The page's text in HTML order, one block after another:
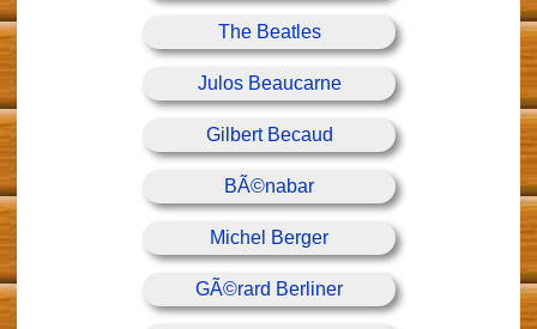
The Beatles
Julos Beaucarne
Gilbert Becaud
BÃ©nabar
Michel Berger
GÃ©rard Berliner